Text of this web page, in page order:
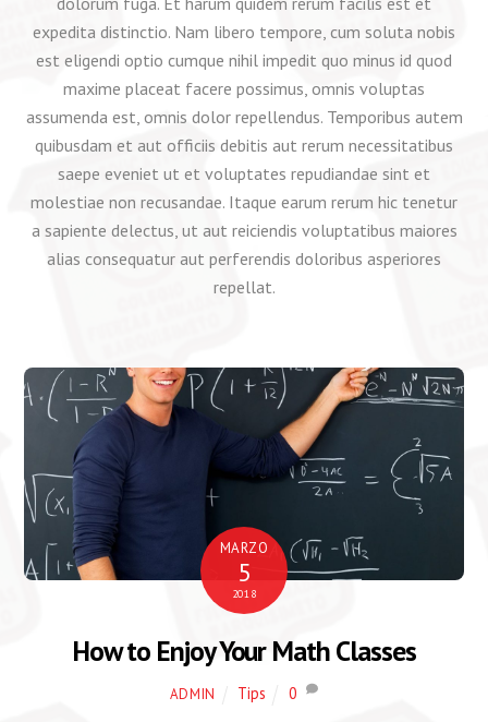
expedita distinctio. Nam libero tempore, cum soluta nobis
est eligendi optio cumque nihil impedit quo minus id quod
maxime placeat facere possimus, omnis voluptas
assumenda est, omnis dolor repellendus. Temporibus autem
quibusdam et aut officiis debitis aut rerum necessitatibus
saepe eveniet ut et voluptates repudiandae sint et
molestiae non recusandae. Itaque earum rerum hic tenetur
a sapiente delectus, ut aut reiciendis voluptatibus maiores
alias consequatur aut perferendis doloribus asperiores
repellat.
MARZO
5
2018
How to Enjoy Your Math Classes
ADMIN Tips 0